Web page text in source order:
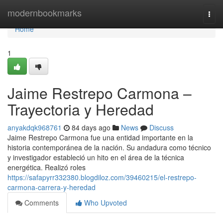
modernbookmarks
Home
Home
1
Jaime Restrepo Carmona –
Trayectoria y Heredad
anyakdqk968761 84 days ago News
Discuss
Jaime Restrepo Carmona fue una entidad importante en la
historia contemporánea de la nación. Su andadura como técnico
y investigador estableció un hito en el área de la técnica
energética. Realizó roles
https://safapyrr332380.blogdiloz.com/39460215/el-restrepo-
carmona-carrera-y-heredad
Comments
Who Upvoted